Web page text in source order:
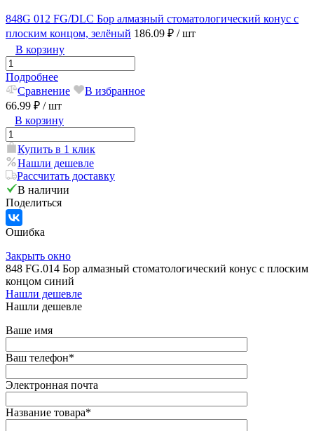
848G 012 FG/DLC Бор алмазный стоматологический конус с
плоским концом, зелёный 186.09 ₽ / шт
В корзину
Подробнее
Сравнение
В избранное
66.99 ₽ / шт
В корзину
Купить в 1 клик
Нашли дешевле
Рассчитать доставку
В наличии
Поделиться
Ошибка
Закрыть окно
848 FG.014 Бор алмазный стоматологический конус с плоским
концом синий
Нашли дешевле
Нашли дешевле
Ваше имя
Ваш телефон*
Электронная почта
Название товара*